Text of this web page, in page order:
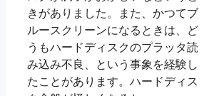
きがありました。また、かつてブ
ルースクリーンになるときは、ど
うもハードディスクのプラッタ読
み込み不良、という事象を経験し
たことがあります。ハードディス